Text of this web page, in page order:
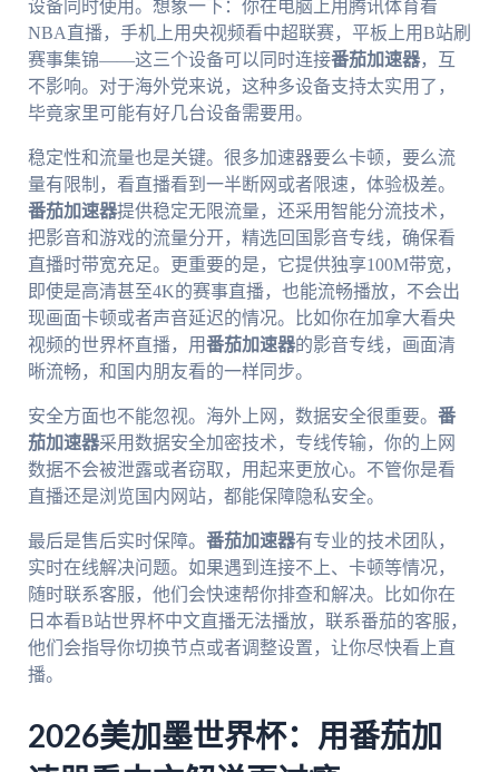
设备同时使用。想象一下：你在电脑上用腾讯体育看
NBA直播，手机上用央视频看中超联赛，平板上用B站刷
赛事集锦——这三个设备可以同时连接番茄加速器，互
不影响。对于海外党来说，这种多设备支持太实用了，
毕竟家里可能有好几台设备需要用。
稳定性和流量也是关键。很多加速器要么卡顿，要么流
量有限制，看直播看到一半断网或者限速，体验极差。
番茄加速器提供稳定无限流量，还采用智能分流技术，
把影音和游戏的流量分开，精选回国影音专线，确保看
直播时带宽充足。更重要的是，它提供独享100M带宽，
即使是高清甚至4K的赛事直播，也能流畅播放，不会出
现画面卡顿或者声音延迟的情况。比如你在加拿大看央
视频的世界杯直播，用番茄加速器的影音专线，画面清
晰流畅，和国内朋友看的一样同步。
安全方面也不能忽视。海外上网，数据安全很重要。 番
茄加速器采用数据安全加密技术，专线传输，你的上网
数据不会被泄露或者窃取，用起来更放心。不管你是看
直播还是浏览国内网站，都能保障隐私安全。
最后是售后实时保障。 番茄加速器有专业的技术团队，
实时在线解决问题。如果遇到连接不上、卡顿等情况，
随时联系客服，他们会快速帮你排查和解决。比如你在
日本看B站世界杯中文直播无法播放，联系番茄的客服，
他们会指导你切换节点或者调整设置，让你尽快看上直
播。
2026美加墨世界杯：用番茄加